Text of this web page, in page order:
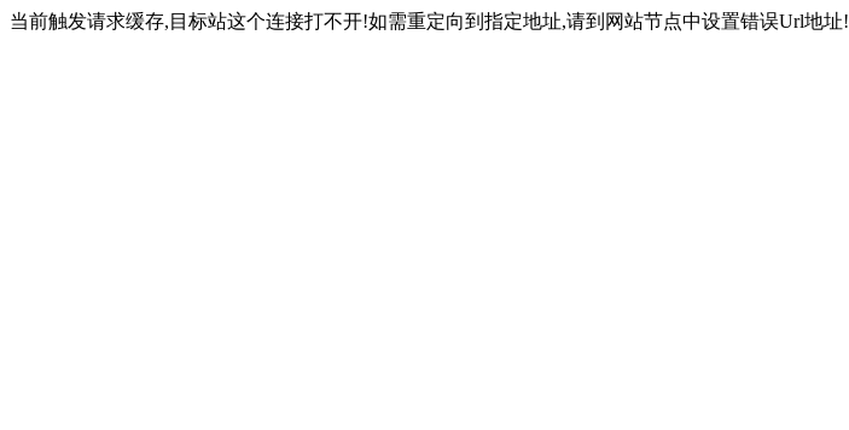
当前触发请求缓存,目标站这个连接打不开!如需重定向到指定地址,请到网站节点中设置错误Url地址!